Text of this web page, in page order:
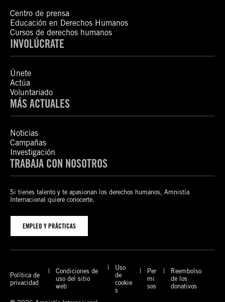
Centro de prensa
Educación en Derechos Humanos
Cursos de derechos humanos
INVOLÚCRATE
Únete
Actúa
Voluntariado
MÁS ACTUALES
Noticias
Campañas
Investigación
TRABAJA CON NOSOTROS
Si tienes talento y te apasionan los derechos humanos, Amnistía
Internacional quiere conocerte.
EMPLEO Y PRÁCTICAS
Política de
privacidad
Condiciones de
uso del sitio
web
Uso
de
cookie
s
Per
mi
sos
Reembolso
de los
donativos